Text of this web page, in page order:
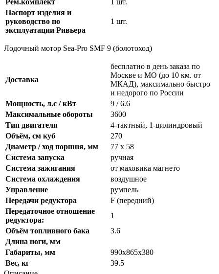
Паспорт изделия и
руководство по
эксплуатации Ривьера
1 шт.
Лодочный мотор Sea-Pro SMF 9 (болотоход)
Доставка
бесплатно в день заказа по
Москве и МО (до 10 км. от
МКАД), максимально быстро
и недорого по России
Мощность, л.с / кВт
9 / 6.6
Максимальные обороты
3600
Тип двигателя
4-тактный, 1-цилиндровый
Объём, см куб
270
Диаметр / ход поршня, мм
77 х 58
Система запуска
ручная
Система зажигания
от маховика магнето
Система охлаждения
воздушное
Управление
румпель
Передачи редуктора
F (передний)
Передаточное отношение
редуктора:
1
Объём топливного бака
3.6
Длина ноги, мм
Габариты, мм
990х865х380
Вес, кг
39.5